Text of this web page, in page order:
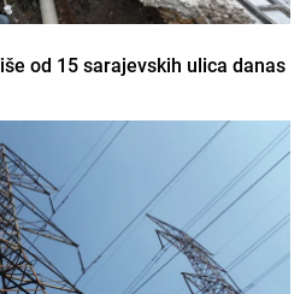
od 15 sarajevskih ulica danas